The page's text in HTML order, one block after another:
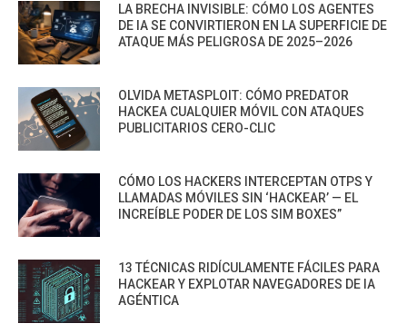
LA BRECHA INVISIBLE: CÓMO LOS AGENTES
DE IA SE CONVIRTIERON EN LA SUPERFICIE DE
ATAQUE MÁS PELIGROSA DE 2025–2026
OLVIDA METASPLOIT: CÓMO PREDATOR
HACKEA CUALQUIER MÓVIL CON ATAQUES
PUBLICITARIOS CERO-CLIC
CÓMO LOS HACKERS INTERCEPTAN OTPS Y
LLAMADAS MÓVILES SIN ‘HACKEAR’ — EL
INCREÍBLE PODER DE LOS SIM BOXES”
13 TÉCNICAS RIDÍCULAMENTE FÁCILES PARA
HACKEAR Y EXPLOTAR NAVEGADORES DE IA
AGÉNTICA